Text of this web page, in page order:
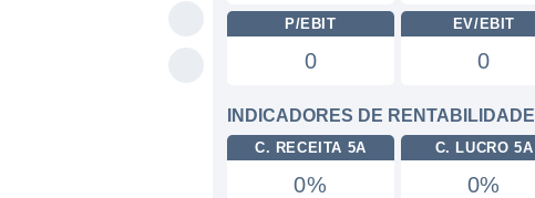
P/EBIT
0
EV/EBIT
0
INDICADORES DE RENTABILIDADE
C. RECEITA 5A
0%
C. LUCRO 5A
0%